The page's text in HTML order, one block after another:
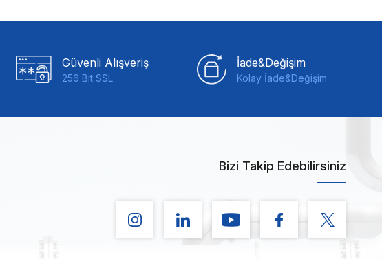
Güvenli Alışveriş
256 Bit SSL
İade&Değişim
Kolay İade&Değişim
Bizi Takip Edebilirsiniz